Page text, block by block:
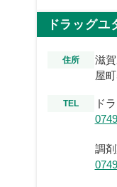
ドラッグ
住所
滋
屋
TEL
ド
調